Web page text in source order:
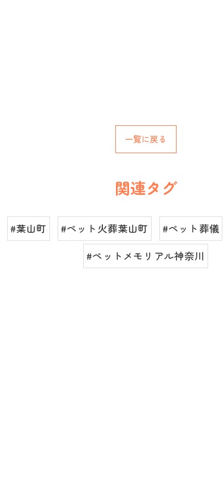
一覧に戻る
関連タグ
#葉山町 #ペット火葬葉山町 #ペット葬儀
#ペットメモリアル神奈川